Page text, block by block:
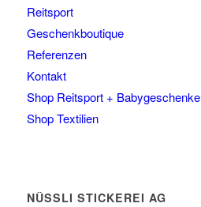
Reitsport
Geschenkboutique
Referenzen
Kontakt
Shop Reitsport + Babygeschenke
Shop Textilien
NÜSSLI STICKEREI AG